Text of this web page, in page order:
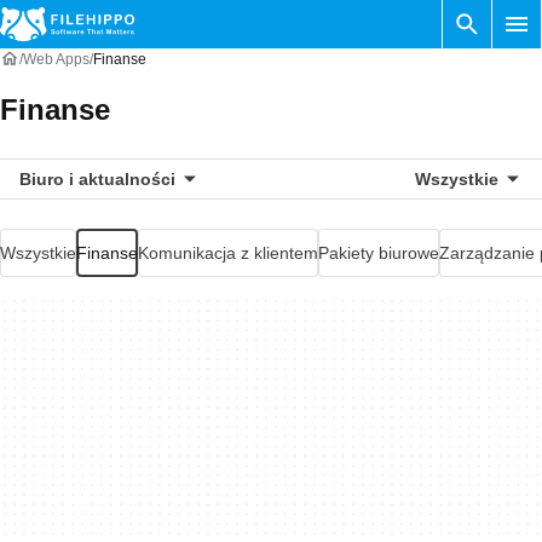
Web Apps Finanse
Finanse
Biuro i aktualności Wszystkie
WszystkieFinanseKomunikacja z klientemPakiety biuroweZarządzanie